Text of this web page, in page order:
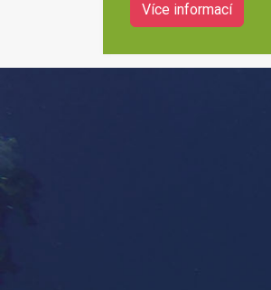
Více informací